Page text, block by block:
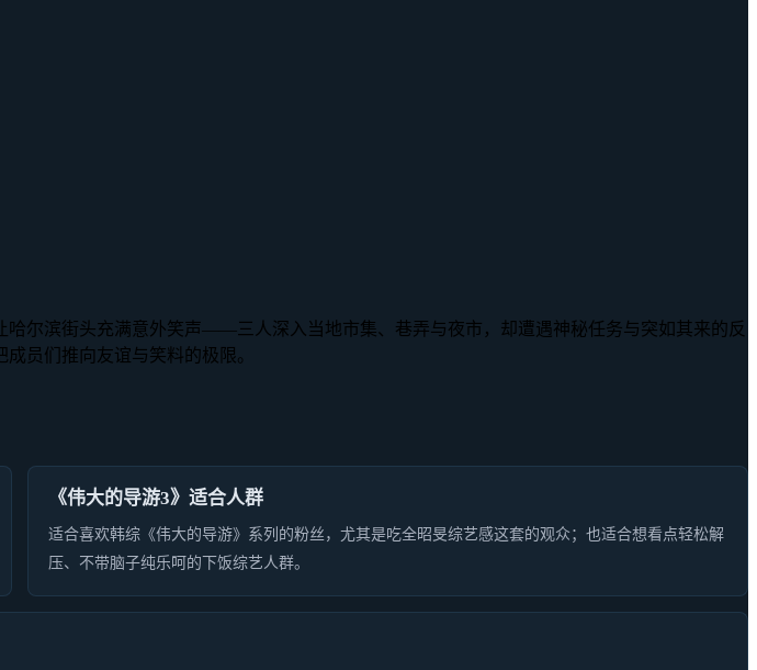
尔滨街头充满意外笑声——三人深入当地市集、巷弄与夜市，却遭遇神秘任务与突如其来的反
员们推向友谊与笑料的极限。
《伟大的导游3》适合人群
适合喜欢韩综《伟大的导游》系列的粉丝，尤其是吃全昭旻综艺感这套的观众；也适合想看点轻松解
压、不带脑子纯乐呵的下饭综艺人群。